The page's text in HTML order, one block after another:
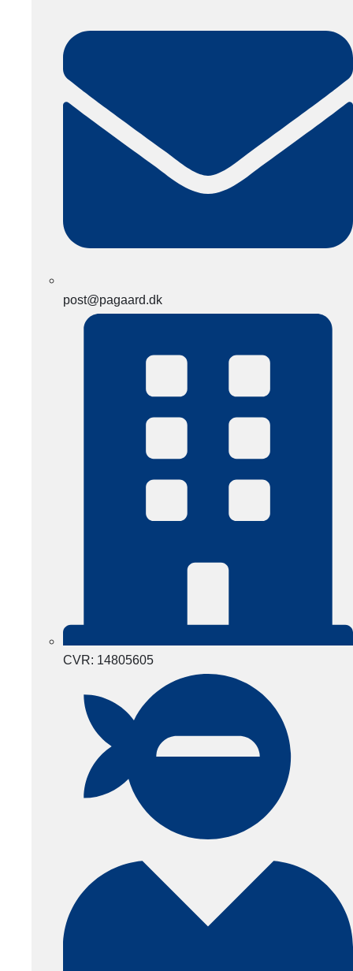
post@pagaard.dk
CVR: 14805605